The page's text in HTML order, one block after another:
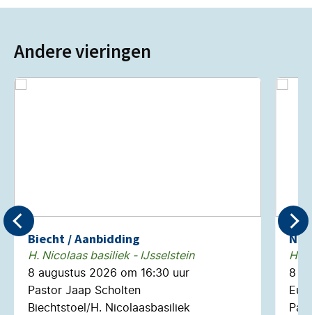
Andere vieringen
Biecht / Aanbidding
H. Nicolaas basiliek - IJsselstein
8 augustus 2026 om 16:30 uur
Pastor Jaap Scholten
Biechtstoel/H. Nicolaasbasiliek
H.
8